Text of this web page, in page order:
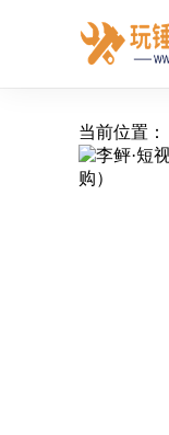
当前位置：